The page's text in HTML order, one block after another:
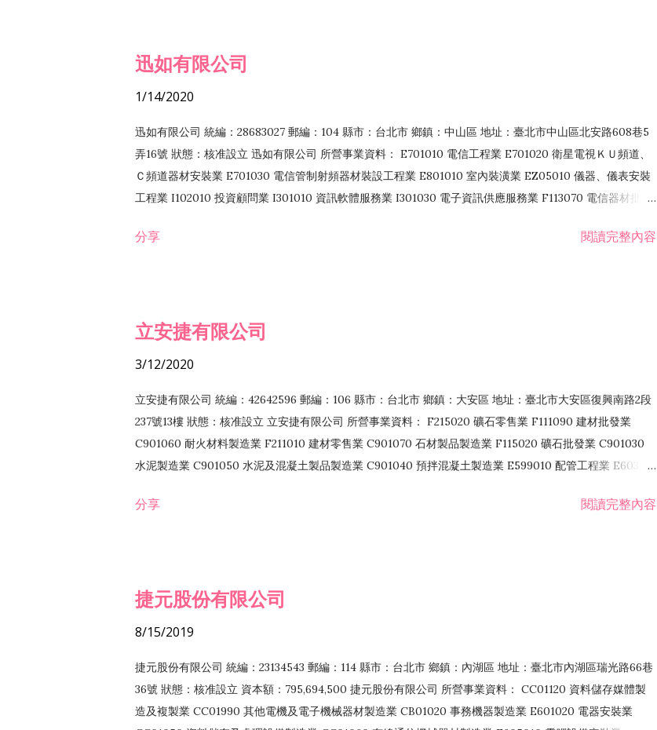
迅如有限公司
1/14/2020
迅如有限公司 統編：28683027 郵編：104 縣市：台北市 鄉鎮：中山區 地址：臺北市中山區北安路608巷5
弄16號 狀態：核准設立 迅如有限公司 所營事業資料： E701010 電信工程業 E701020 衛星電視ＫＵ頻道、
Ｃ頻道器材安裝業 E701030 電信管制射頻器材裝設工程業 E801010 室內裝潢業 EZ05010 儀器、儀表安裝
工程業 I102010 投資顧問業 I301010 資訊軟體服務業 I301030 電子資訊供應服務業 F113070 電信器材批發
務 F102030 菸酒批發業 F203020 菸酒零售業 F401171 酒類輸入業
分享 閱讀完整內容
立安捷有限公司
3/12/2020
立安捷有限公司 統編：42642596 郵編：106 縣市：台北市 鄉鎮：大安區 地址：臺北市大安區復興南路2段
237號13樓 狀態：核准設立 立安捷有限公司 所營事業資料： F215020 礦石零售業 F111090 建材批發業
C901060 耐火材料製造業 F211010 建材零售業 C901070 石材製品製造業 F115020 礦石批發業 C901030
水泥製造業 C901050 水泥及混凝土製品製造業 C901040 預拌混凝土製造業 E599010 配管工程業 E603110
EZ99990 其他工程業 F102170 食品什貨批發業 F106020 日常用品批發業 F108031 醫療器材批發業
分享 閱讀完整內容
捷元股份有限公司
8/15/2019
捷元股份有限公司 統編：23134543 郵編：114 縣市：台北市 鄉鎮：內湖區 地址：臺北市內湖區瑞光路66巷
36號 狀態：核准設立 資本額：795,694,500 捷元股份有限公司 所營事業資料： CC01120 資料儲存媒體製
造及複製業 CC01990 其他電機及電子機械器材製造業 CB01020 事務機器製造業 E601020 電器安裝業